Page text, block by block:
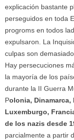
explicación bastante
perseguidos en toda
progroms en todos
expulsaron. La
culpas son
Hay persecuciones
la mayoría de los
durante la II Guerra
Polonia, Dinamarca,
Luxemburgo,
de los nazis desde
parcialmente a partir